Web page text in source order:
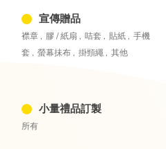
宣傳贈品
襟章 , 膠 / 紙扇 , 咭套 , 貼紙 , 手機
套 , 螢幕抺布 , 掛頸繩 , 其他
小量禮品訂製
所有